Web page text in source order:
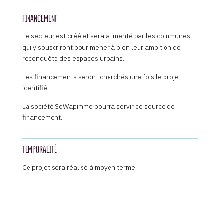
FINANCEMENT
Le secteur est créé et sera alimenté par les communes
qui y souscriront pour mener à bien leur ambition de
reconquête des espaces urbains.
Les financements seront cherchés une fois le projet
identifié.
La société SoWapimmo pourra servir de source de
financement.
TEMPORALITÉ
Ce projet sera réalisé à moyen terme